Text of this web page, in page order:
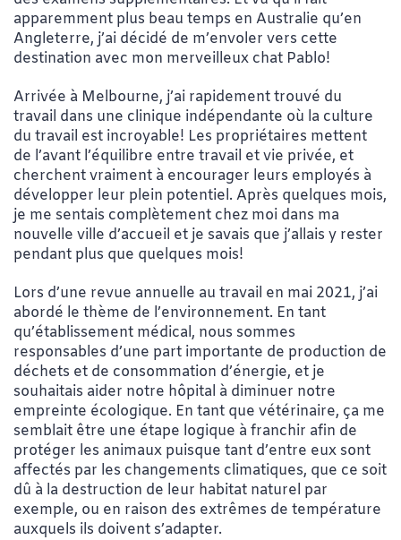
apparemment plus beau temps en Australie qu’en
Angleterre, j’ai décidé de m’envoler vers cette
destination avec mon merveilleux chat Pablo!
Arrivée à Melbourne, j’ai rapidement trouvé du
travail dans une clinique indépendante où la culture
du travail est incroyable! Les propriétaires mettent
de l’avant l’équilibre entre travail et vie privée, et
cherchent vraiment à encourager leurs employés à
développer leur plein potentiel. Après quelques mois,
je me sentais complètement chez moi dans ma
nouvelle ville d’accueil et je savais que j’allais y rester
pendant plus que quelques mois!
Lors d’une revue annuelle au travail en mai 2021, j’ai
abordé le thème de l’environnement. En tant
qu’établissement médical, nous sommes
responsables d’une part importante de production de
déchets et de consommation d’énergie, et je
souhaitais aider notre hôpital à diminuer notre
empreinte écologique. En tant que vétérinaire, ça me
semblait être une étape logique à franchir afin de
protéger les animaux puisque tant d’entre eux sont
affectés par les changements climatiques, que ce soit
dû à la destruction de leur habitat naturel par
exemple, ou en raison des extrêmes de température
auxquels ils doivent s’adapter.